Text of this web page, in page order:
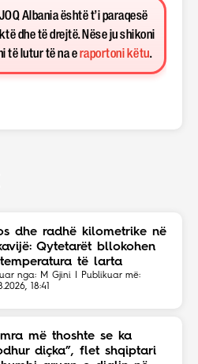
Albania është t’i paraqesë
dhe të drejtë. Nëse ju shikoni
të lutur të na e raportoni këtu.
dhe radhë kilometrike në
Qytetarët bllokohen
të larta
nga: M Gjini | Publikuar më:
18:41
më thoshte se ka
diçka”, flet shqiptari